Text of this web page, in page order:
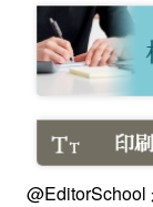
@EditorSchool